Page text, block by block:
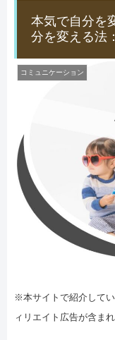
本気で自分を
分を変える法
コミュニケーション
※本サイトで紹介して
ィリエイト広告が含ま